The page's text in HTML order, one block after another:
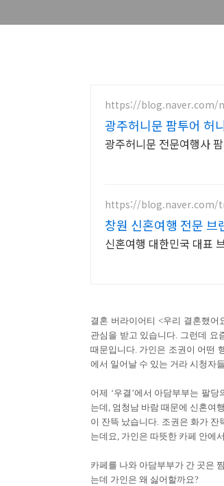
https://blog.naver.com/
광주허니문 팜투어 허
광주허니문 전문여행사
https://blog.naver.com/
창원 신혼여행 전문 브
신혼여행 대한민국 대표
결혼 버라이어티 <우리 결혼했
관심을 받고 있습니다. 그런데 요
때문입니다. 가인은 조권이 어떤
에서 일어날 수 있는 거라 시청자
어제 ‘우결’에서 아담부부는 팔
는데, 엄청남 바람 때문에 신혼여
이 잔뜩 났습니다. 조권은 화가
는데요, 가인은 따뜻한 카페 안에
카페를 나와 아담부부가 간 곳은
는데 가인은 왜 싫어할까요?